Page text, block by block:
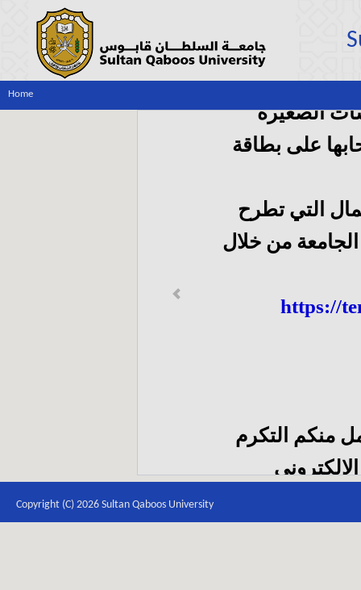
Home
الصغيرة
على بطاقة
التي تطرح
من خلال
https://
منكم التكرم
Previous
Copyright (C) 2026 Sultan Qaboos University